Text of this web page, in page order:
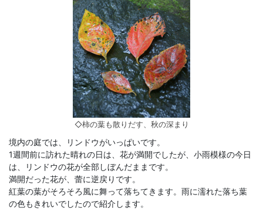
◇柿の葉も散りだす、秋の深まり
境内の庭では、リンドウがいっぱいです。
1週間前に訪れた晴れの日は、花が満開でしたが、小雨模様の今日
は、リンドウの花が全部しぼんだままです。
満開だった花が、蕾に逆戻りです。
紅葉の葉がそろそろ風に舞って落ちてきます。雨に濡れた落ち葉
の色もきれいでしたので紹介します。